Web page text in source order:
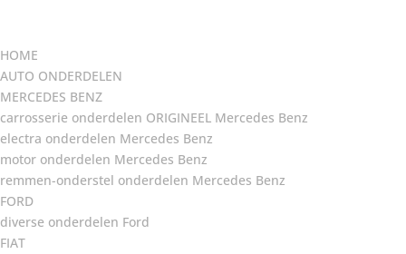
HOME
AUTO ONDERDELEN
MERCEDES BENZ
carrosserie onderdelen ORIGINEEL Mercedes Benz
electra onderdelen Mercedes Benz
motor onderdelen Mercedes Benz
remmen-onderstel onderdelen Mercedes Benz
FORD
diverse onderdelen Ford
FIAT